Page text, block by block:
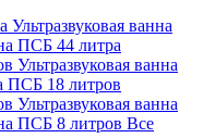
Ультразвуковая ванна
ПСБ 44 литра
Ультразвуковая ванна
ПСБ 18 литров
Ультразвуковая ванна
ПСБ 8 литров Все